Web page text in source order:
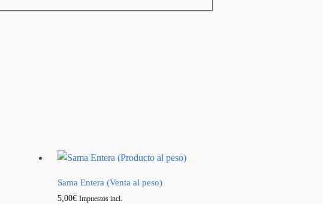
Sama Entera (Venta al peso)
5,00€ Impuestos incl.